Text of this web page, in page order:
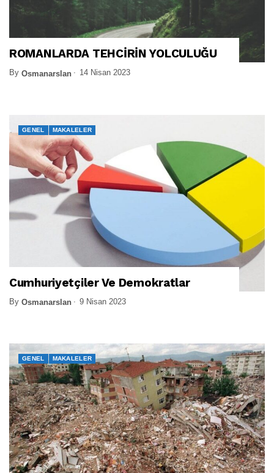
ROMANLARDA TEHCİRİN YOLCULUĞU
By Osmanarslan 14 Nisan 2023
GENEL MAKALELER
Cumhuriyetçiler Ve Demokratlar
By Osmanarslan 9 Nisan 2023
GENEL MAKALELER